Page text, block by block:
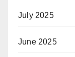
July 2025
June 2025